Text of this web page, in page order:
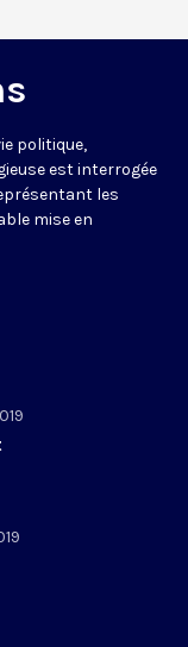
politique,
est interrogée
les
mise en